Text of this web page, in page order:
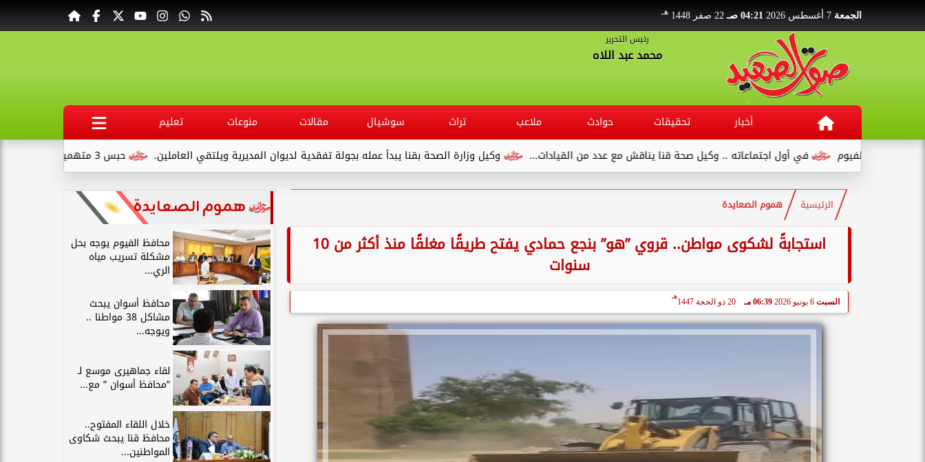
الجمعة 04:21 صـ 22 صفر 1448 هـ
رئيس التحرير
محمد عبد اللاه
أخبار تحقيقات حوادث ملاعب تراث سوشيال مقالات منوعات
تعليم
حبس 3 متهمين 15 يومًا علي ذمةالتحقيقات بتهمة التنقيب عن الآثار داخل...
وكيل وزارة الصحة بقنا يبدأ عمله بجولة تفقدية لديوان المديرية ويلتقي العاملين. في أول اجتماعاته .. وكيل صحة قنا يناقش مع عدد من القيادات...
الرئيسية هموم الصعايدة
استجابةً لشكوى مواطن.. قروي ”هو” بنجع حمادي يفتح طريقًا مغلقًا منذ أكثر من 10
سنوات
السبت 6 يونيو 2026 06:39 مـ 20 ذو الحجة 1447
هـ
هموم الصعايدة
محافظ الفيوم يوجه بحل
مشكلة تسريب مياه
الري...
محافظ أسوان يبحث
مشاكل 38 مواطنا ..
ويوجه...
لقاء جماهيرى موسع لـ
”محافظ أسوان ” مع...
خلال اللقاء المفتوح..
محافظ قنا يبحث شكاوى
المواطنين...